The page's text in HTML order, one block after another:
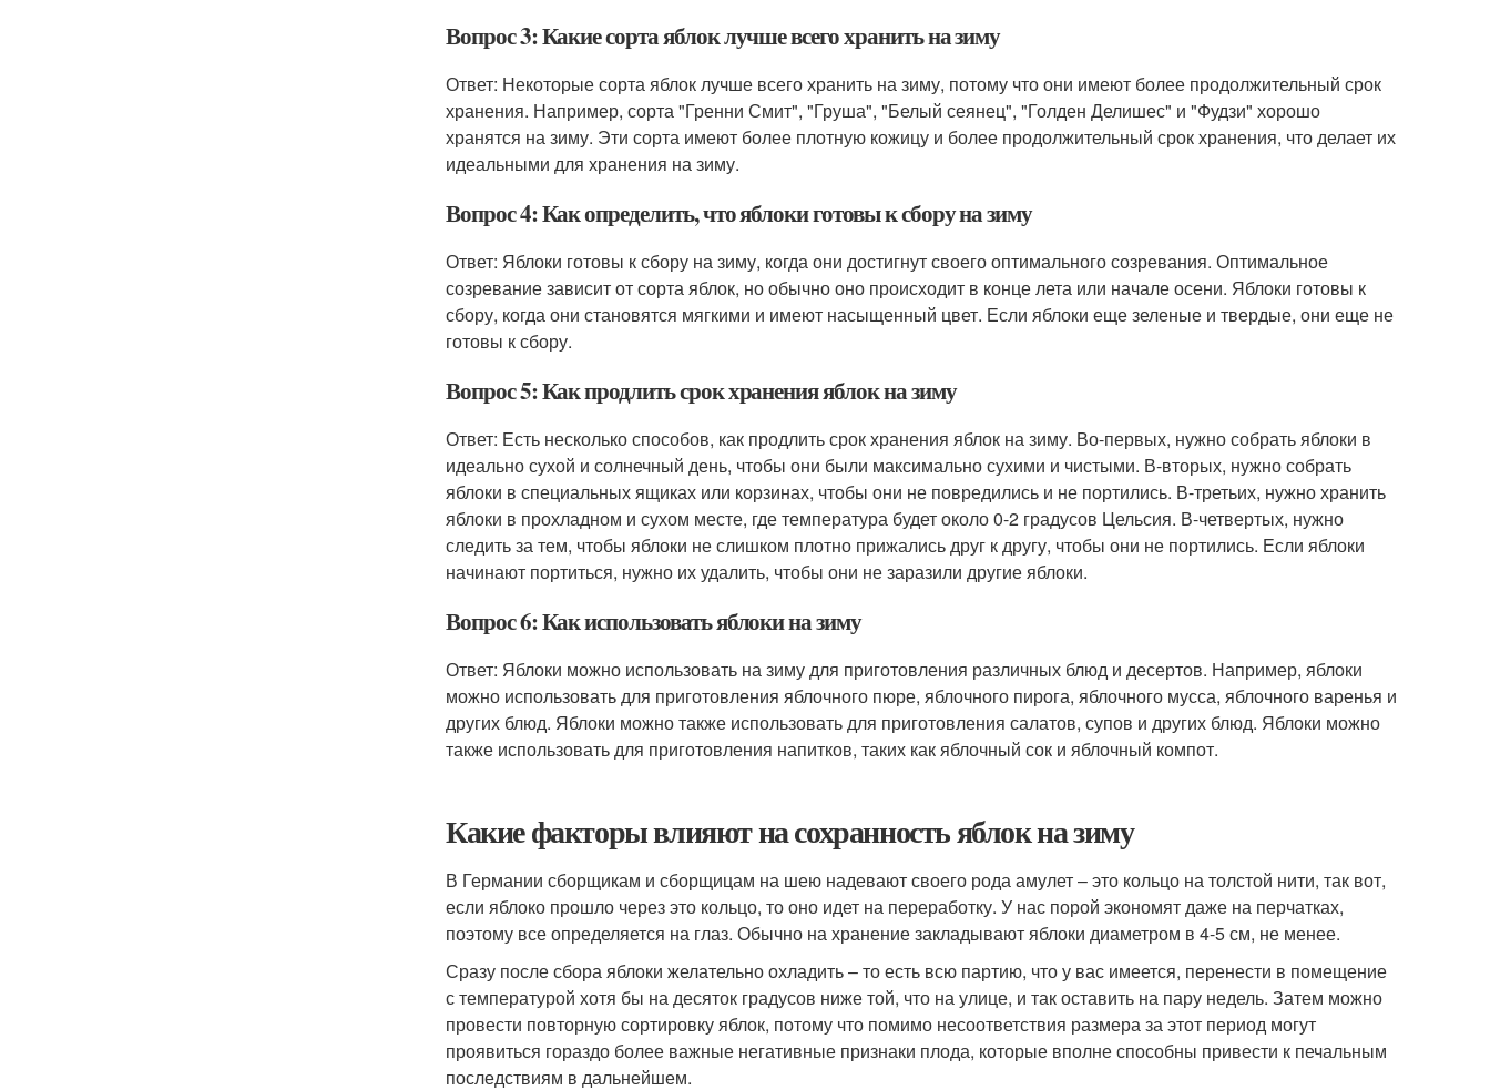
Вопрос 3: Какие сорта яблок лучше всего хранить на зиму
Ответ: Некоторые сорта яблок лучше всего хранить на зиму, потому что они имеют более продолжительный срок
хранения. Например, сорта "Гренни Смит", "Груша", "Белый сеянец", "Голден Делишес" и "Фудзи" хорошо
хранятся на зиму. Эти сорта имеют более плотную кожицу и более продолжительный срок хранения, что делает их
идеальными для хранения на зиму.
Вопрос 4: Как определить, что яблоки готовы к сбору на зиму
Ответ: Яблоки готовы к сбору на зиму, когда они достигнут своего оптимального созревания. Оптимальное
созревание зависит от сорта яблок, но обычно оно происходит в конце лета или начале осени. Яблоки готовы к
сбору, когда они становятся мягкими и имеют насыщенный цвет. Если яблоки еще зеленые и твердые, они еще не
готовы к сбору.
Вопрос 5: Как продлить срок хранения яблок на зиму
Ответ: Есть несколько способов, как продлить срок хранения яблок на зиму. Во-первых, нужно собрать яблоки в
идеально сухой и солнечный день, чтобы они были максимально сухими и чистыми. В-вторых, нужно собрать
яблоки в специальных ящиках или корзинах, чтобы они не повредились и не портились. В-третьих, нужно хранить
яблоки в прохладном и сухом месте, где температура будет около 0-2 градусов Цельсия. В-четвертых, нужно
следить за тем, чтобы яблоки не слишком плотно прижались друг к другу, чтобы они не портились. Если яблоки
начинают портиться, нужно их удалить, чтобы они не заразили другие яблоки.
Вопрос 6: Как использовать яблоки на зиму
Ответ: Яблоки можно использовать на зиму для приготовления различных блюд и десертов. Например, яблоки
можно использовать для приготовления яблочного пюре, яблочного пирога, яблочного мусса, яблочного варенья и
других блюд. Яблоки можно также использовать для приготовления салатов, супов и других блюд. Яблоки можно
также использовать для приготовления напитков, таких как яблочный сок и яблочный компот.
Какие факторы влияют на сохранность яблок на зиму
В Германии сборщикам и сборщицам на шею надевают своего рода амулет – это кольцо на толстой нити, так вот,
если яблоко прошло через это кольцо, то оно идет на переработку. У нас порой экономят даже на перчатках,
поэтому все определяется на глаз. Обычно на хранение закладывают яблоки диаметром в 4-5 см, не менее.
Сразу после сбора яблоки желательно охладить – то есть всю партию, что у вас имеется, перенести в помещение
с температурой хотя бы на десяток градусов ниже той, что на улице, и так оставить на пару недель. Затем можно
провести повторную сортировку яблок, потому что помимо несоответствия размера за этот период могут
проявиться гораздо более важные негативные признаки плода, которые вполне способны привести к печальным
последствиям в дальнейшем.